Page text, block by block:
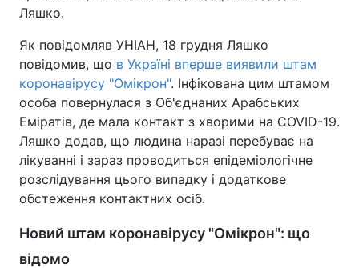
Ляшко.
Як повідомляв УНІАН, 18 грудня Ляшко
повідомив, що в Україні вперше виявили штам
коронавірусу "Омікрон". Інфікована цим штамом
особа повернулася з Об'єднаних Арабських
Еміратів, де мала контакт з хворими на COVID-19.
Ляшко додав, що людина наразі перебуває на
лікуванні і зараз проводиться епідеміологічне
розслідування цього випадку і додаткове
обстеження контактних осіб.
Новий штам коронавірусу "Омікрон": що
відомо